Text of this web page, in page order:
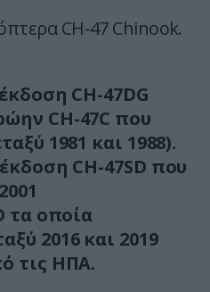
CH-47 Chinook.
CH-47DG
CH-47C που
1981 και 1988).
CH-47SD που
τα οποία
2016 και 2019
τις ΗΠΑ.